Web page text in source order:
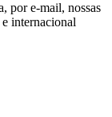
por e-mail, nossas
internacional